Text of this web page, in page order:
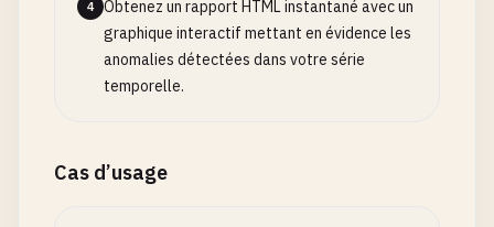
4
Obtenez un rapport HTML instantané avec un
graphique interactif mettant en évidence les
anomalies détectées dans votre série
temporelle.
Cas d’usage